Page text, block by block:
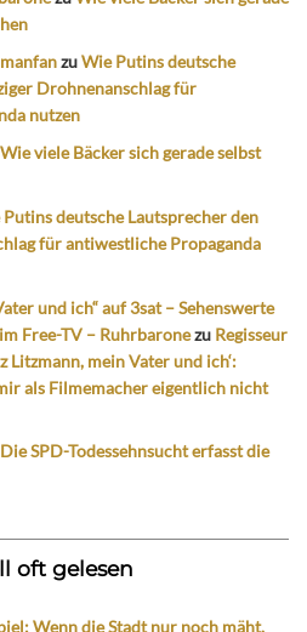
zuWie Putins deutsche
Drohnenanschlag für
nutzen
Wie viele Bäcker sich gerade selbst
deutsche Lautsprecher den
für antiwestliche Propaganda
und ich“ auf 3sat – Sehenswerte
Free-TV – Ruhrbaronezu Regisseur
Litzmann, mein Vater und ich‘:
als Filmemacher eigentlich nicht
Die SPD-Todessehnsucht erfasst die
oft gelesen
Wenn die Stadt nur noch mäht,